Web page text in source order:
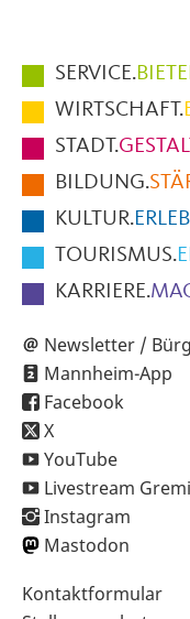
Hauptmenüpunkte
im
Fußbereich
der
Seite
SERVICE.
WIRTSCHAFT.
STADT.
BILDUNG.
KULTUR.
TOURISMUS.
KARRIERE.
Newsletter /
Mannheim-App
Facebook
X
YouTube
Livestream
Instagram
Mastodon
Sekundärnavigation
Kontaktformular